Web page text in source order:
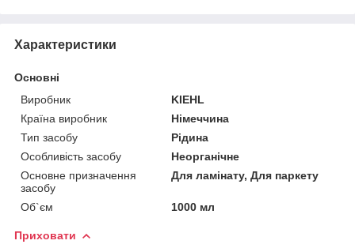
Характеристики
Основні
Виробник
KIEHL
Країна виробник
Німеччина
Тип засобу
Рідина
Особливість засобу
Неорганічне
Основне призначення
засобу
Для ламінату, Для паркету
Об`єм 1000 мл
Приховати